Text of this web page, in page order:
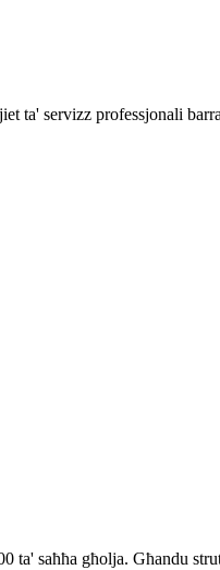
servizz professjonali
saħħa għolja. Għandu